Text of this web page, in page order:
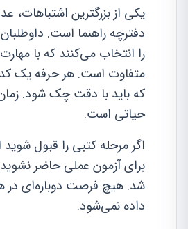
یکی از بزرگترین اشتباهات،
دفترچه راهنما است.
را انتخاب می‌کنند که با
متفاوت است. هر حرفه یک کد
که باید با دقت چک شود.
حیاتی است.
اگر مرحله کتبی را قبول شوید
برای آزمون عملی حاضر
شد. هیچ فرصت دوباره‌ای در
داده نمی‌شود.